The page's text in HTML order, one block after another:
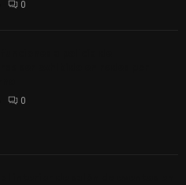
0
0